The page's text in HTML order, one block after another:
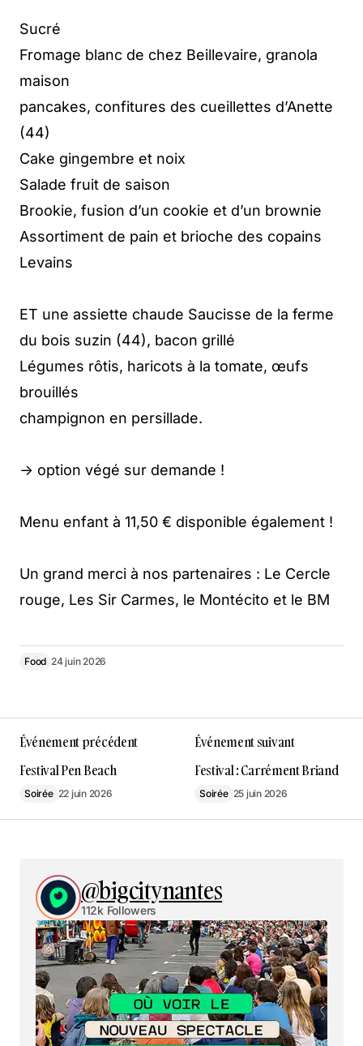
Sucré
Fromage blanc de chez Beillevaire, granola
maison
pancakes, confitures des cueillettes d’Anette
(44)
Cake gingembre et noix
Salade fruit de saison
Brookie, fusion d’un cookie et d’un brownie
Assortiment de pain et brioche des copains
Levains
ET une assiette chaude Saucisse de la ferme
du bois suzin (44), bacon grillé
Légumes rôtis, haricots à la tomate, œufs
brouillés
champignon en persillade.
-> option végé sur demande !
Menu enfant à 11,50 € disponible également !
Un grand merci à nos partenaires : Le Cercle
rouge, Les Sir Carmes, le Montécito et le BM
Food 24 juin 2026
Événement précédent
Festival Pen Beach
Soirée 22 juin 2026
Événement suivant
Festival : Carrément Briand
Soirée 25 juin 2026
@bigcitynantes
112k Followers